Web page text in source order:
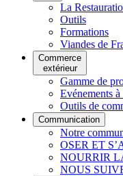
La
Outils
Formations
Viandes de
Commerce
extérieur
Gamme de
Evénements
Outils de
Communication
Notre
OSER ET
NOURRIR
NOUS